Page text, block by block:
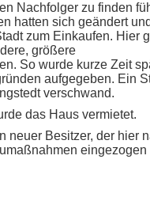
Nachfolger zu finden
hatten sich geändert
zum Einkaufen. Hier
größere
So wurde kurze Zeit
aufgegeben. Ein
verschwand.
das Haus vermietet.
neuer Besitzer, der hier
eingezogen